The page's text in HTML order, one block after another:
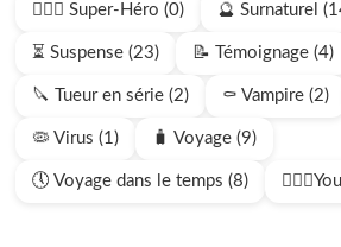
🦸🏻‍♂️ Super-Héro (0) 🔮 Surnaturel
⏳ Suspense (23) 📝 Témoignage (4)
🔪 Tueur en série (2) ⚰️ Vampire (2)
🦠 Virus (1) 🧳 Voyage (9)
🕔 Voyage dans le temps (8)